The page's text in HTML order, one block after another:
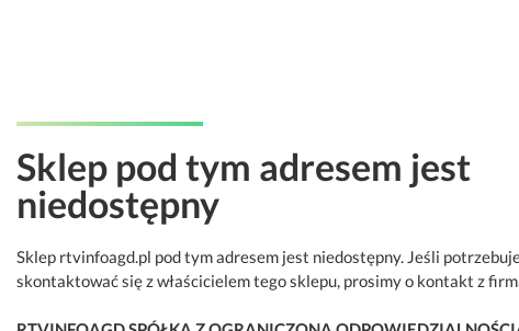
Sklep pod tym adresem jest
niedostępny
Sklep rtvinfoagd.pl pod tym adresem jest niedostępny. Jeśli
skontaktować się z właścicielem tego sklepu, prosimy o kontakt z